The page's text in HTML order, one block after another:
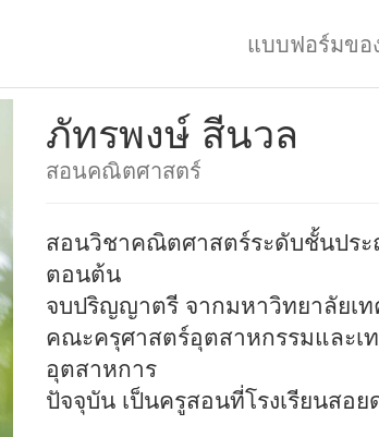
แบบฟอร์มข
ภัทรพงษ์ สีนวล
สอนคณิตศาสตร์
สอนวิชาคณิตศาสตร์ระดับชั้นปร
ตอนต้น
จบปริญญาตรี จากมหาวิทยาลัยเ
คณะครุศาสตร์อุตสาหกรรมและเ
อุตสาหการ
ปัจจุบัน เป็นครูสอนที่โรงเรียนสอย